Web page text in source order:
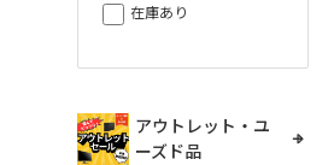
在庫あり
アウトレット・ユ
ーズド品